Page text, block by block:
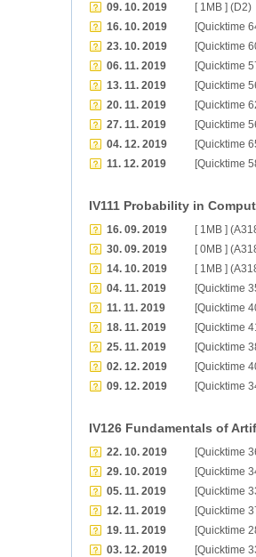
09. 10. 2019
[ 1MB ] (D2)
16. 10. 2019
[Quicktime
23. 10. 2019
[Quicktime
06. 11. 2019
[Quicktime
13. 11. 2019
[Quicktime
20. 11. 2019
[Quicktime
27. 11. 2019
[Quicktime
04. 12. 2019
[Quicktime
11. 12. 2019
[Quicktime
IV111 Probability in
16. 09. 2019
[ 1MB ]
30. 09. 2019
[ 0MB ]
14. 10. 2019
[ 1MB ]
04. 11. 2019
[Quicktime
11. 11. 2019
[Quicktime
18. 11. 2019
[Quicktime
25. 11. 2019
[Quicktime
02. 12. 2019
[Quicktime
09. 12. 2019
[Quicktime
IV126 Fundamentals of
22. 10. 2019
[Quicktime
29. 10. 2019
[Quicktime
05. 11. 2019
[Quicktime
12. 11. 2019
[Quicktime
19. 11. 2019
[Quicktime
03. 12. 2019
[Quicktime